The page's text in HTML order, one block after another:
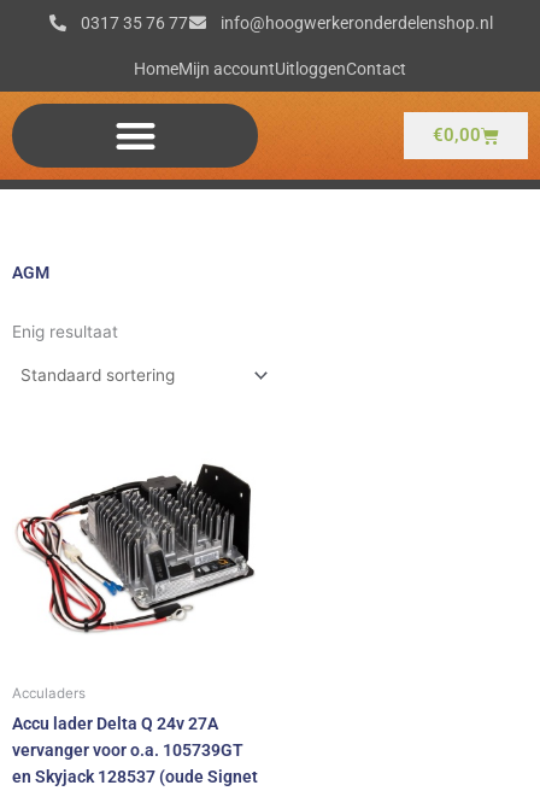
inhoud
0317 35 76 77 info@hoogwerkeronderdelenshop.nl
HomeMijn accountUitloggenContact
€0,00
AGM
Enig resultaat
Acculaders
Accu lader Delta Q 24v 27A
vervanger voor o.a. 105739GT
en Skyjack 128537 (oude Signet